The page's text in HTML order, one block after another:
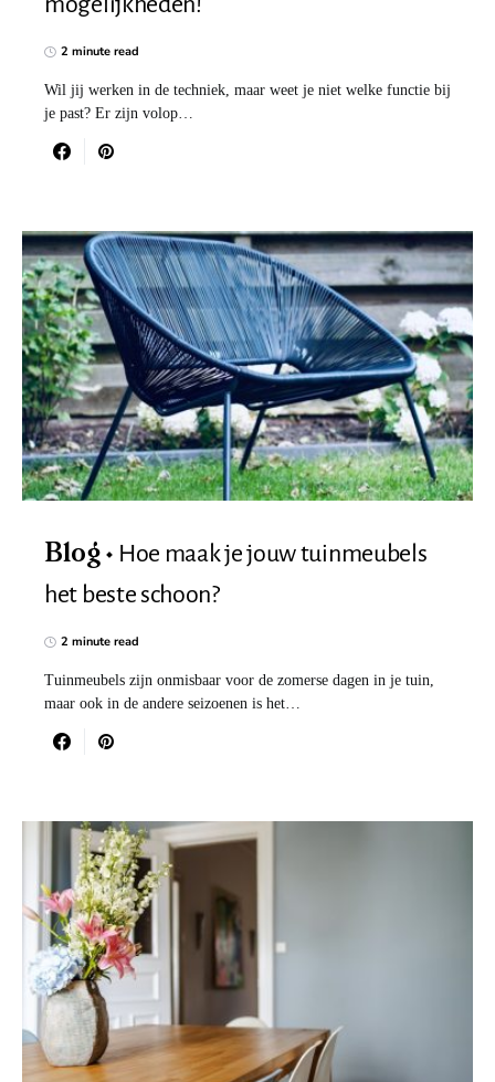
2 minute read
Wil jij werken in de techniek, maar weet je niet welke functie bij
je past? Er zijn volop…
Blog
Hoe maak je jouw tuinmeubels
het beste schoon?
2 minute read
Tuinmeubels zijn onmisbaar voor de zomerse dagen in je tuin,
maar ook in de andere seizoenen is het…